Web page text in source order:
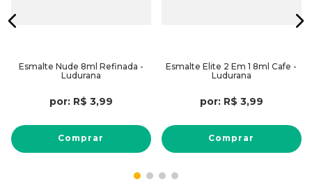
Esmalte Nude 8ml Refinada -
Ludurana
por: R$ 3,99
Comprar
Esmalte Elite 2 Em 1 8ml Cafe -
Ludurana
por: R$ 3,99
Comprar